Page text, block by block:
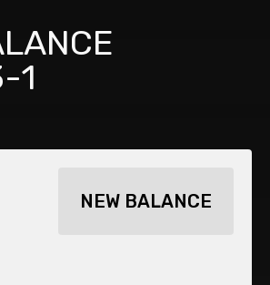
1
NEW BALANCE